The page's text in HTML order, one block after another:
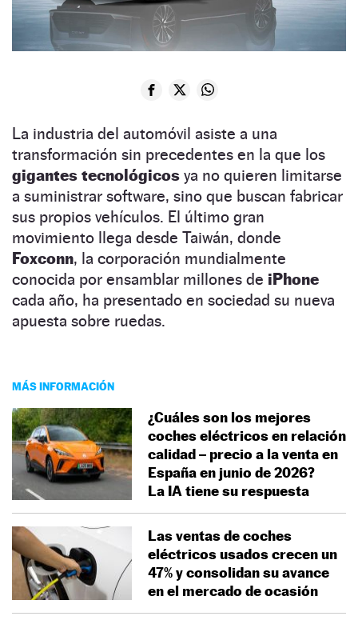
La industria del automóvil asiste a una
transformación sin precedentes en la que los
gigantes tecnológicos ya no quieren limitarse
a suministrar software, sino que buscan fabricar
sus propios vehículos. El último gran
movimiento llega desde Taiwán, donde
Foxconn, la corporación mundialmente
conocida por ensamblar millones de iPhone
cada año, ha presentado en sociedad su nueva
apuesta sobre ruedas.
MÁS INFORMACIÓN
¿Cuáles son los mejores
coches eléctricos en relación
calidad – precio a la venta en
España en junio de 2026?
La IA tiene su respuesta
Las ventas de coches
eléctricos usados crecen un
47% y consolidan su avance
en el mercado de ocasión